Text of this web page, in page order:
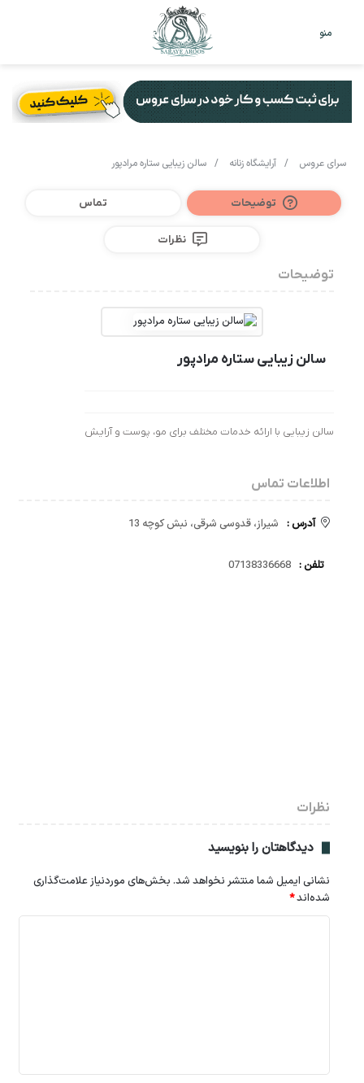
منو
سرای عروس / آرایشگاه زنانه / سالن زیبایی ستاره مرادپور
توضیحات تماس
نظرات
توضیحات
سالن زیبایی ستاره مرادپور
سالن زیبایی با ارائه خدمات مختلف برای مو، پوست و آرایش
اطلاعات تماس
آدرس : شیراز، قدوسی شرقی، نبش کوچه 13
تلفن : 07138336668
نظرات
دیدگاهتان را بنویسید
نشانی ایمیل شما منتشر نخواهد شد. بخش‌های موردنیاز علامت‌گذاری
شده‌اند*
*